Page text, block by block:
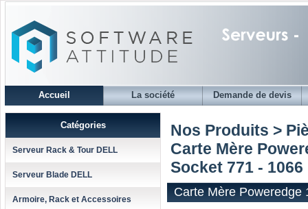
Accueil La société Demande de devis
Catégories
Serveur Rack & Tour DELL
Serveur Blade DELL
Armoire, Rack et Accessoires
Nos Produits >
Carte Mère
Socket 771 -
Carte Mère Poweredge